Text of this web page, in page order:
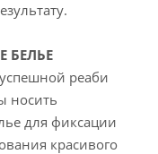
БЕЛЬЕ
реаби
носить
для фиксации
красивого